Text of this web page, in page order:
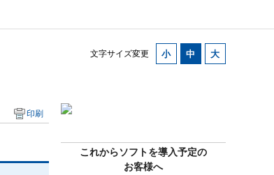
文字サイズ変更
これからソフトを導入予定の
お客様へ
印刷